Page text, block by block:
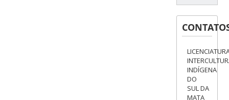
INDÍGENA
DO
SUL DA
MATA